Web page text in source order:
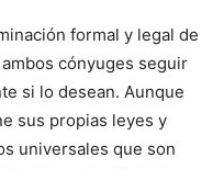
formal y legal de
cónyuges seguir
si lo desean. Aunque
sus propias leyes y
universales que son